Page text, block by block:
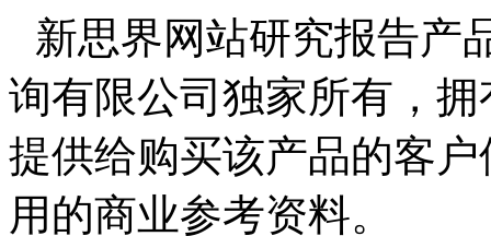
新思界网站研究报告产
询有限公司独家所有，
提供给购买该产品的客
用的商业参考资料。